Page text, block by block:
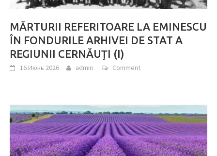
MĂRTURII REFERITOARE LA EMINESCU
ÎN FONDURILE ARHIVEI DE STAT A
REGIUNII CERNĂUȚI (I)
16 Июнь 2026 admin Comment